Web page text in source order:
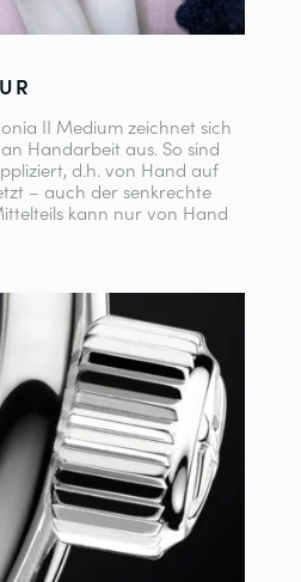
II Medium zeichnet sich
Handarbeit aus. So sind
d.h. von Hand auf
– auch der senkrechte
kann nur von Hand